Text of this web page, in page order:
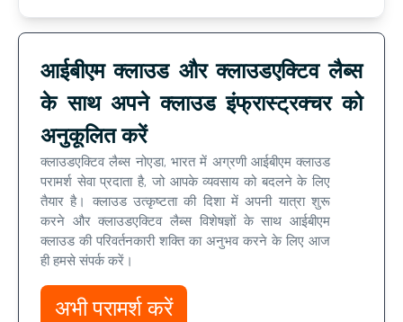
आईबीएम क्लाउड और क्लाउडएक्टिव लैब्स
के साथ अपने क्लाउड इंफ्रास्ट्रक्चर को
अनुकूलित करें
क्लाउडएक्टिव लैब्स नोएडा, भारत में अग्रणी आईबीएम क्लाउड
परामर्श सेवा प्रदाता है, जो आपके व्यवसाय को बदलने के लिए
तैयार है। क्लाउड उत्कृष्टता की दिशा में अपनी यात्रा शुरू
करने और क्लाउडएक्टिव लैब्स विशेषज्ञों के साथ आईबीएम
क्लाउड की परिवर्तनकारी शक्ति का अनुभव करने के लिए आज
ही हमसे संपर्क करें।
अभी परामर्श करें